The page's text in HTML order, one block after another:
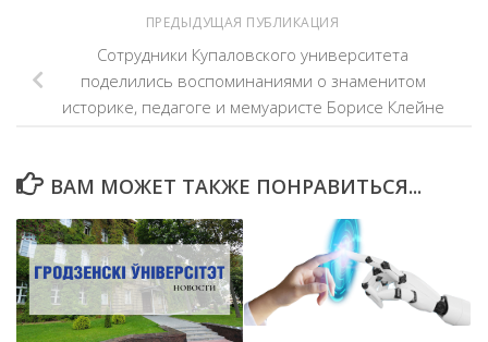
ПРЕДЫДУЩАЯ ПУБЛИКАЦИЯ
Сотрудники Купаловского университета
поделились воспоминаниями о знаменитом
историке, педагоге и мемуаристе Борисе Клейне
ВАМ МОЖЕТ ТАКЖЕ ПОНРАВИТЬСЯ...